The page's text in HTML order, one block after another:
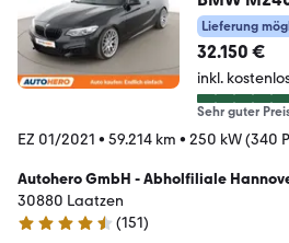
RADHZG*
Lieferung
32.150 €
inkl.
Sehr guter
EZ 01/2021 • 59.214 km • 250 kW (340
Autohero GmbH - Abholfiliale
30880 Laatzen
4.7 Sterne
(151)